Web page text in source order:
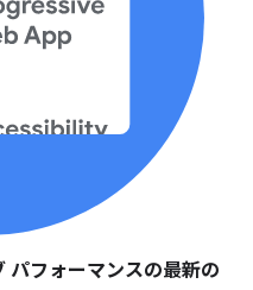
パフォーマンスの最新の